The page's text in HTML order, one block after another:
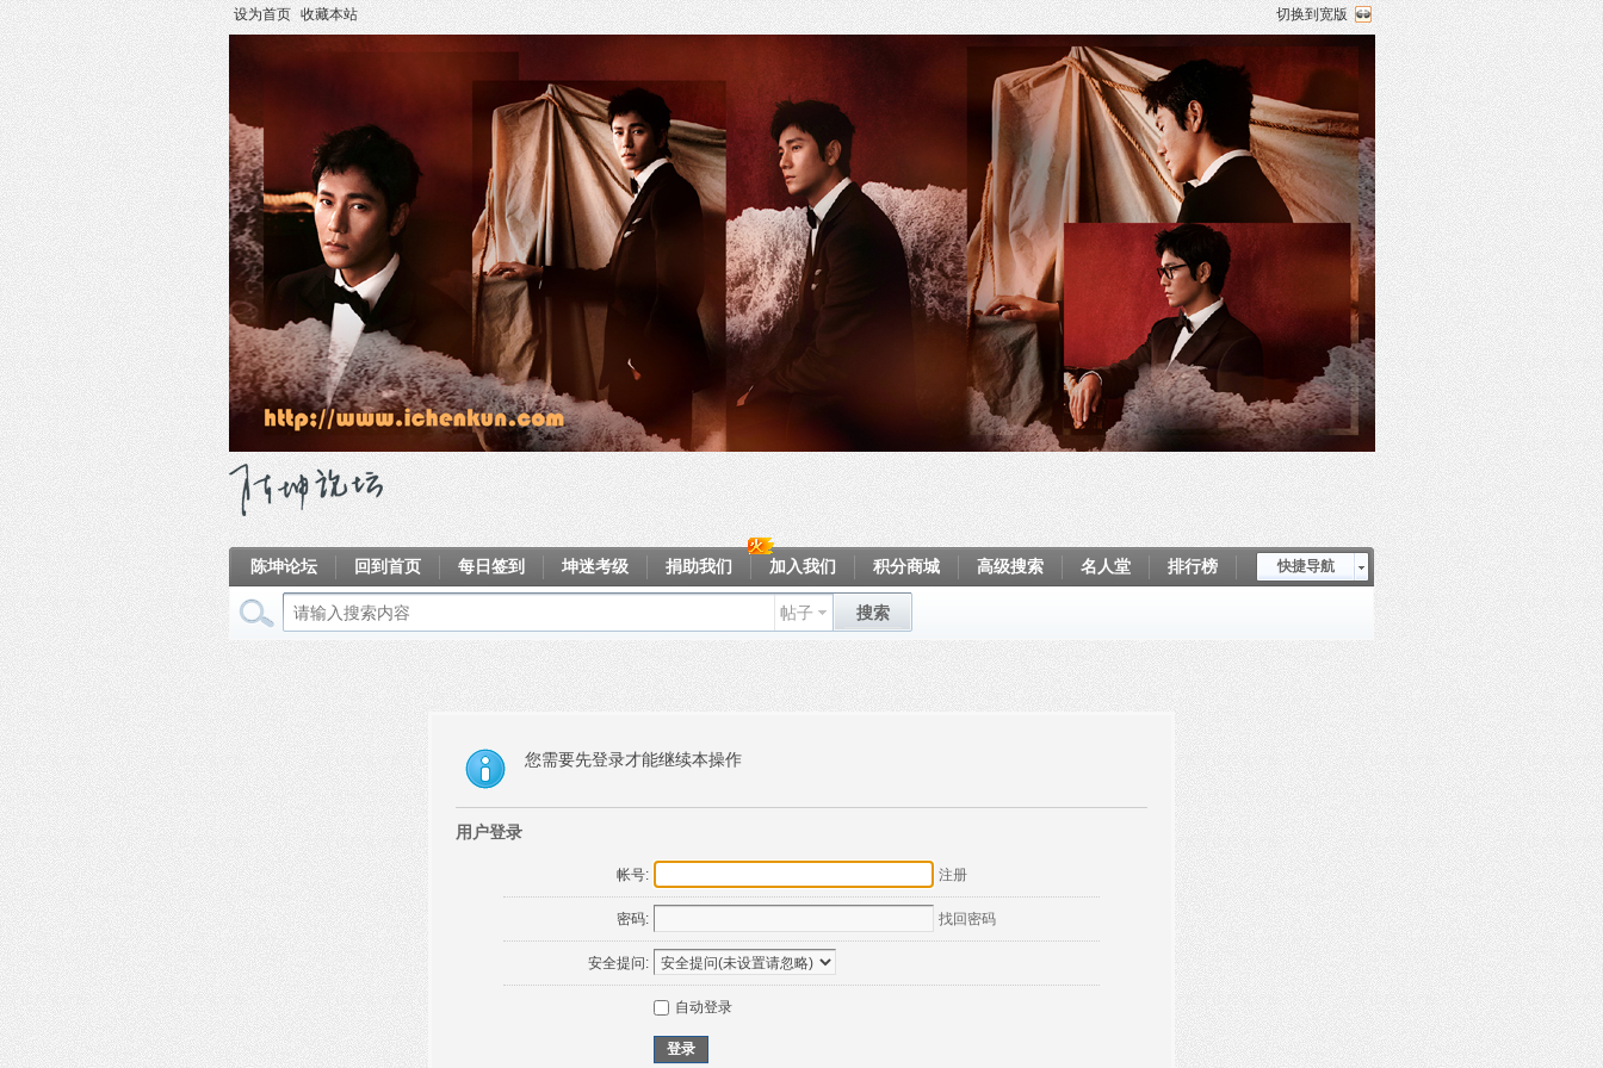
设为首页 收藏本站 切换到宽版
快捷导航
陈坤论坛 回到首页 每日签到 坤迷考级 捐助我们 加入我们 积分商城 高级搜索 名人堂
排行榜
帖子 搜索
您需要先登录才能继续本操作
用户登录
帐号: 注册
密码: 找回密码
安全提问:
自动登录
登录